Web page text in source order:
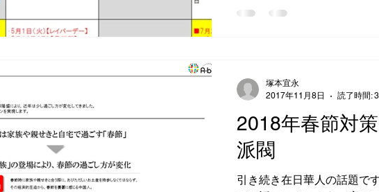
2018年春節対
派閥
引き続き在日華人の話題で
塚本宜永
2017年11月8日
読了時間: